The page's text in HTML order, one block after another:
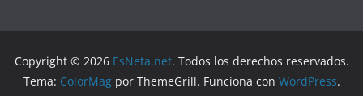
Copyright © 2026 EsNeta.net. Todos los derechos reservados.
Tema: ColorMagpor ThemeGrill. Funciona con WordPress.